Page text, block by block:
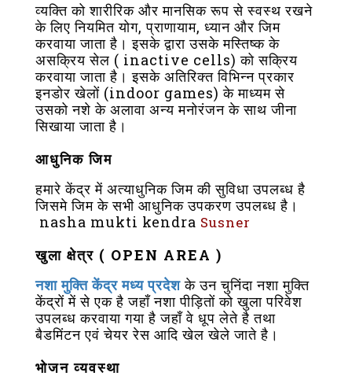
व्यक्ति को शारीरिक और मानसिक रूप से स्वस्थ रखने
के लिए नियमित योग, प्राणायाम, ध्यान और जिम
करवाया जाता है। इसके द्वारा उसके मस्तिष्क के
असक्रिय सेल ( inactive cells) को सक्रिय
करवाया जाता है। इसके अतिरिक्त विभिन्न प्रकार
इनडोर खेलों (indoor games) के माध्यम से
उसको नशे के अलावा अन्य मनोरंजन के साथ जीना
सिखाया जाता है।
आधुनिक जिम
हमारे केंद्र में अत्याधुनिक जिम की सुविधा उपलब्ध है
जिसमे जिम के सभी आधुनिक उपकरण उपलब्ध है।
nasha mukti kendra Susner
खुला क्षेत्र ( OPEN AREA )
नशा मुक्ति केंद्र मध्य प्रदेशके उन चुनिंदा नशा मुक्ति
केंद्रों में से एक है जहाँ नशा पीड़ितों को खुला परिवेश
उपलब्ध करवाया गया है जहाँ वे धूप लेते है तथा
बैडमिंटन एवं चेयर रेस आदि खेल खेले जाते है।
भोजन व्यवस्था